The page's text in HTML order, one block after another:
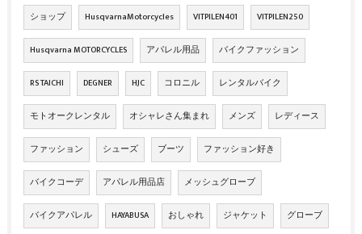
ショップ HusqvarnaMotorcycles VITPILEN401 VITPILEN250
Husqvarna MOTORCYCLES アパレル用品 バイクファッション
RS TAICHI DEGNER HJC コロニル レンタルバイク
モトオークレンタル オシャレさん集まれ メンズ レディース
ファッション シューズ ブーツ ファッション好き
バイクコーデ アパレル用品店 メッシュグローブ
バイクアパレル HAYABUSA おしゃれ ジャケット グローブ